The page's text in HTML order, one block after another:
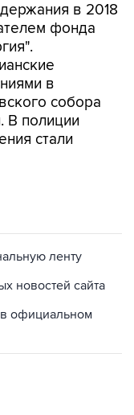
в 2018
фонда
в
собора
В полиции
стали
ленту
новостей сайта
официальном